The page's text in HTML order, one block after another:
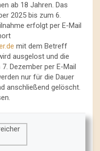
ab 18 Jahren. Das
2025 bis zum 6.
erfolgt per E-Mail
mit dem Betreff
ausgelost und die
Dezember per E-Mail
nur für die Dauer
anschließend gelöscht.